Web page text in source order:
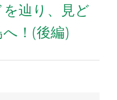
辿り、見ど
！(後編)